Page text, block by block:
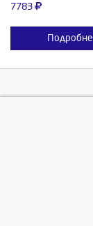
7783